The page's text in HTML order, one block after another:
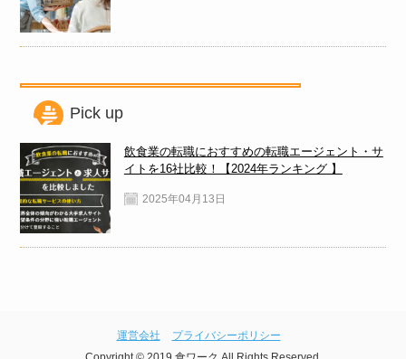
Pick up
飲食業の転職におすすめの転職エージェント・サ
イトを16社比較！【2024年ランキング 】
2025年04月13日
運営会社
プライバシーポリシー